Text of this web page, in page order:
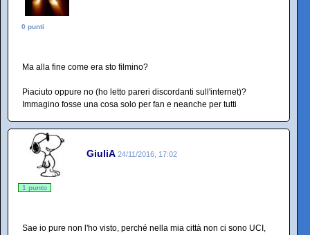
0 punti
Ma alla fine come era sto filmino?
Piaciuto oppure no (ho letto pareri discordanti sull'internet)?
Immagino fosse una cosa solo per fan e neanche per tutti
GiuliA 24/11/2016, 17:02
1 punto
Sae io pure non l'ho visto, perché nella mia città non ci sono UCI,